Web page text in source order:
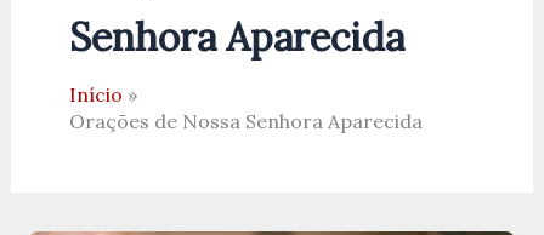
Senhora Aparecida
Início
Orações de Nossa Senhora Aparecida